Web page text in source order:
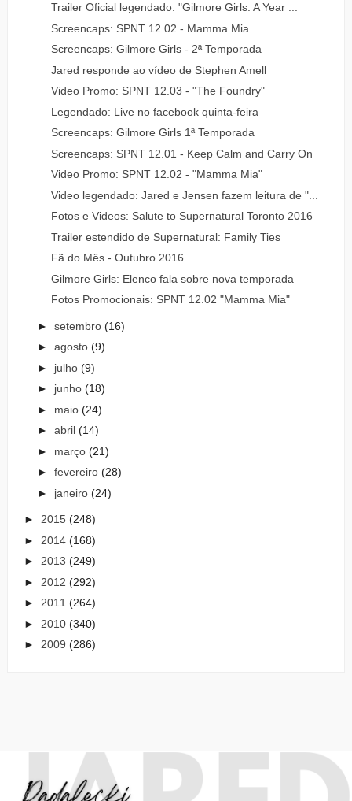
Trailer Oficial legendado: "Gilmore Girls: A Year ...
Screencaps: SPNT 12.02 - Mamma Mia
Screencaps: Gilmore Girls - 2ª Temporada
Jared responde ao vídeo de Stephen Amell
Video Promo: SPNT 12.03 - "The Foundry"
Legendado: Live no facebook quinta-feira
Screencaps: Gilmore Girls 1ª Temporada
Screencaps: SPNT 12.01 - Keep Calm and Carry On
Video Promo: SPNT 12.02 - "Mamma Mia"
Video legendado: Jared e Jensen fazem leitura de "...
Fotos e Videos: Salute to Supernatural Toronto 2016
Trailer estendido de Supernatural: Family Ties
Fã do Mês - Outubro 2016
Gilmore Girls: Elenco fala sobre nova temporada
Fotos Promocionais: SPNT 12.02 "Mamma Mia"
► setembro (16)
► agosto (9)
► julho (9)
► junho (18)
► maio (24)
► abril (14)
► março (21)
► fevereiro (28)
► janeiro (24)
► 2015 (248)
► 2014 (168)
► 2013 (249)
► 2012 (292)
► 2011 (264)
► 2010 (340)
► 2009 (286)